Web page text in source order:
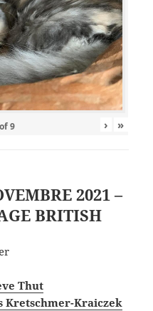
of9 › »
2021 –
BRITISH
Thut
Kretschmer-Kraiczek